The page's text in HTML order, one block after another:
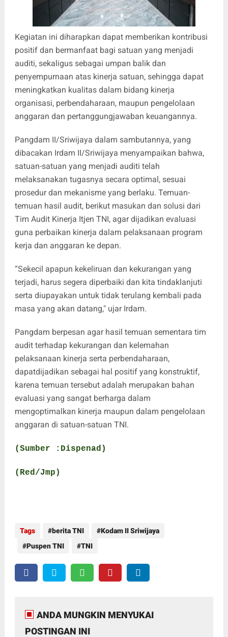
Kegiatan ini diharapkan dapat memberikan kontribusi
positif dan bermanfaat bagi satuan yang menjadi
auditi, sekaligus sebagai umpan balik dan
penyempurnaan atas kinerja satuan, sehingga dapat
meningkatkan kualitas dalam bidang kinerja
organisasi, perbendaharaan, maupun pengelolaan
anggaran dan pertanggungjawaban keuangannya.
Pangdam II/Sriwijaya dalam sambutannya, yang
dibacakan Irdam II/Sriwijaya menyampaikan bahwa,
satuan-satuan yang menjadi auditi telah
melaksanakan tugasnya secara optimal, sesuai
prosedur dan mekanisme yang berlaku. Temuan-
temuan hasil audit, berikut masukan dan solusi dari
Tim Audit Kinerja Itjen TNI, agar dijadikan evaluasi
guna perbaikan kinerja dalam pelaksanaan program
kerja dan anggaran ke depan.
“Sekecil apapun kekeliruan dan kekurangan yang
terjadi, harus segera diperbaiki dan kita tindaklanjuti
serta diupayakan untuk tidak terulang kembali pada
masa yang akan datang," ujar Irdam.
Pangdam berpesan agar hasil temuan sementara tim
audit terhadap kekurangan dan kelemahan
pelaksanaan kinerja serta perbendaharaan,
dapatdijadikan sebagai hal positif yang konstruktif,
karena temuan tersebut adalah merupakan bahan
evaluasi yang sangat berharga dalam
mengoptimalkan kinerja maupun dalam pengelolaan
anggaran di satuan-satuan TNI.
(Sumber :Dispenad)
(Red/Jmp)
Tags berita TNI
Kodam II Sriwijaya
Puspen TNI
TNI
ANDA MUNGKIN MENYUKAI
POSTINGAN INI